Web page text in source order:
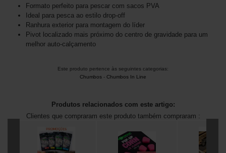
Formato perfeito para pescar com sacos PVA
Ideal para pesca ao estilo drop-off
Ranhura exterior para montagem do líder
Pivot localizado mais próximo do centro de gravidade para um
melhor auto-calçamento
Este produto pertence às seguintes categorias:
Chumbos - Chumbos In Line
Produtos relacionados com este artigo:
Clientes que compraram este produto também compraram :